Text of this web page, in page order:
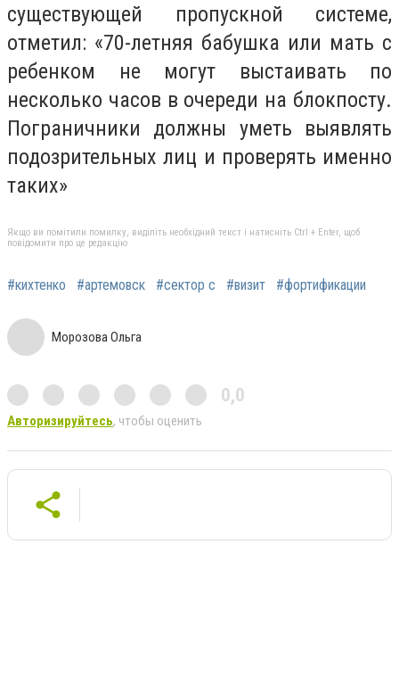
существующей пропускной системе,
отметил: «70-летняя бабушка или мать с
ребенком не могут выстаивать по
несколько часов в очереди на блокпосту.
Пограничники должны уметь выявлять
подозрительных лиц и проверять именно
таких»
Якщо ви помітили помилку, виділіть необхідний текст і натисніть Ctrl + Enter, щоб
повідомити про це редакцію
#кихтенко #артемовск #сектор с #визит #фортификации
Морозова Ольга
0,0
Авторизируйтесь, чтобы оценить